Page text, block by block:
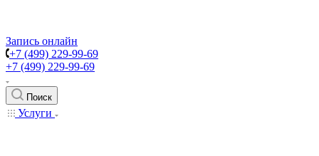
Запись онлайн
+7 (499) 229-99-69
+7 (499) 229-99-69
Поиск
Услуги